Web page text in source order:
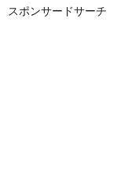
スポンサードサーチ